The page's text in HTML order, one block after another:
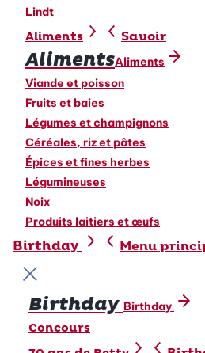
Lindt
Aliments Savoir
AlimentsAliments
Viande et poisson
Fruits et baies
Légumes et champignons
Céréales, riz et pâtes
Épices et fines herbes
Légumineuses
Noix
Produits laitiers et œufs
Birthday Menu
Fermer le menu
Birthday Birthday
Concours